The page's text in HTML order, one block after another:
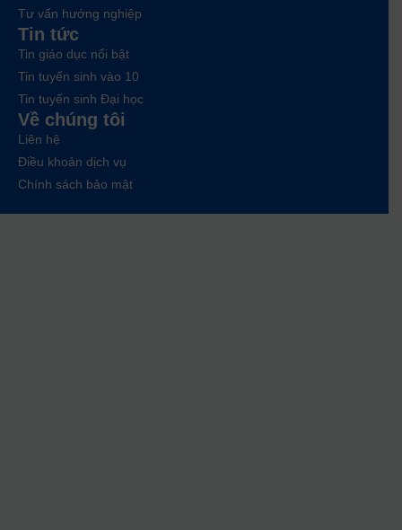
Tư vấn hướng nghiệp
Tin tức
Tin giáo dục nổi bật
Tin tuyển sinh vào 10
Tin tuyển sinh Đại học
Về chúng tôi
Liên hệ
Điều khoản dịch vụ
Chính sách bảo mật